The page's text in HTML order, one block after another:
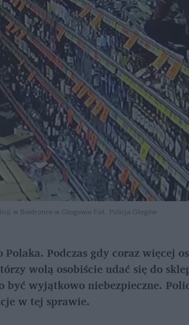
w Biedronce w Głogowie Fot. Policja Głogów
Polaka. Podczas gdy coraz więcej
wolą osobiście udać się do
być wyjątkowo niebezpieczne.
w tej sprawie.